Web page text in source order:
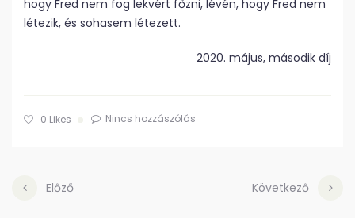
hogy Fred nem fog lekvért főzni, lévén, hogy Fred nem
létezik, és sohasem létezett.
2020. május, második díj
0 Likes Nincs hozzászólás
Előző Következő